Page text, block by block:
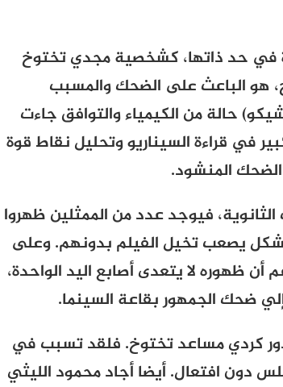
في حد ذاتها، كشخصية مجدي تختوخ
هو الباعث على الضحك والمسبب
حالة من الكيمياء والتوافق جاءت
في قراءة السيناريو وتحليل نقاط قوة
الضحك المنشود.
فيوجد عدد من الممثلين ظهروا
يصعب تخيل الفيلم بدونهم. وعلى
ظهوره لا يتعدى أصابع اليد الواحدة،
ضحك الجمهور بقاعة السينما.
كردي مساعد تختوخ. فلقد تسبب في
دون افتعال. أيضا أجاد محمود الليثي